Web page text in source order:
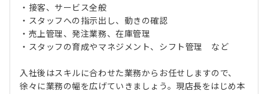
・接客、サービス全般
・スタッフへの指示出し、動きの確認
・売上管理、発注業務、在庫管理
・スタッフの育成やマネジメント、シフト管理 など
入社後はスキルに合わせた業務からお任せしますので、
徐々に業務の幅を広げていきましょう。現店長をはじめ本